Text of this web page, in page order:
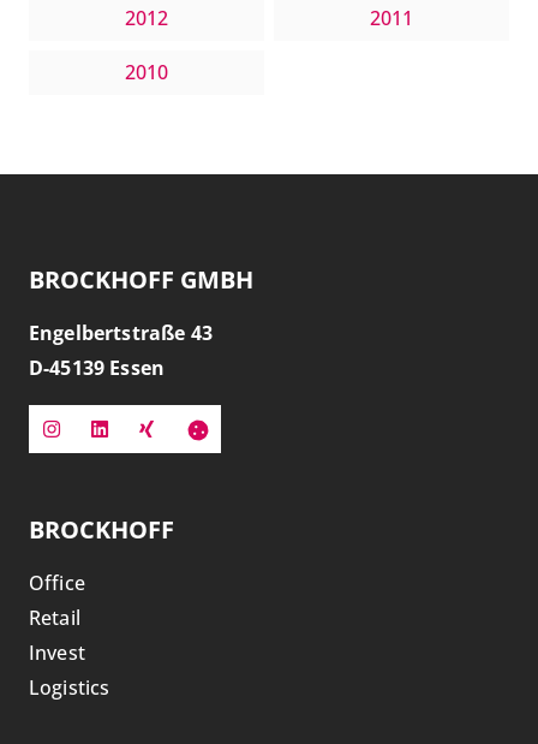
2012 2011
2010
BROCKHOFF GMBH
Engelbertstraße 43
D-45139 Essen
BROCKHOFF
Office
Retail
Invest
Logistics